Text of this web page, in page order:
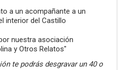
a un acompañante a un
interior del Castillo
nuestra asociación
y Otros Relatos"
te podrás desgravar un 40 o